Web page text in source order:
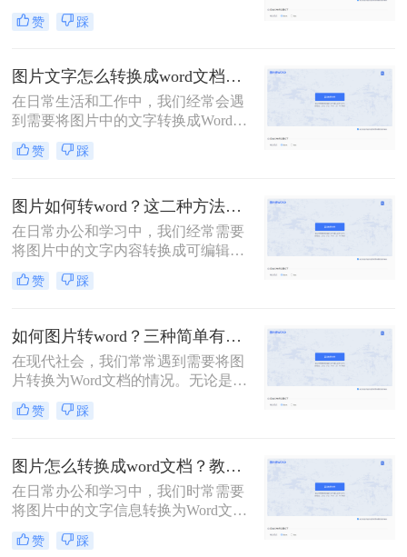
Word文档。这不仅能帮助我们高效地
整理信息，还能让我们对文字进行进
word呢？以下将介绍三种识别提取图
片内容转换为Word的方法。
赞 踩
图片文字怎么转换成word文档？这两招快收藏起来！
在日常生活和工作中，我们经常会遇
到需要将图片中的文字转换成Word文
档的情况。无论是从网上下载的扫描
版资料，还是从纸质文档中拍摄的照
Word文档都能极大地提升我们的工作
效率。那么图片文字怎么转换成word
文档​呢？下面将介绍三种常用的将图
片文字转换成Word文档的方法。
赞 踩
图片如何转word？这二种方法是最简单的！
在日常办公和学习中，我们经常需要
将图片中的文字内容转换成可编辑的
Word文档格式。这不仅可以方便我们
进行文字的修改和整理，还能提高我
Word呢？本文将为您详细介绍几种常
用的转换方法及其步骤。
赞 踩
如何图片转word？三种简单有效的方法帮你搞定！
在现代社会，我们常常遇到需要将图
片转换为Word文档的情况。无论是工
作中需要将图片插入到Word文档中进
行编辑，还是需要将照片或扫描件转
项非常有用的技能。接下来，我们将
为大家介绍几种常见的方法，帮助大
家快速实现如何图片转word的需求。
赞 踩
图片怎么转换成word文档？教你三种免费方法！
在日常办公和学习中，我们时常需要
将图片中的文字信息转换为Word文
档，以便于编辑、整理和分享。虽然
这一过程看似复杂，但实际上有多种
赞 踩